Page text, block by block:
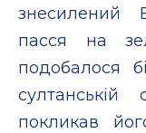
знесилений
пасся на
подобалося
султанській
покликав